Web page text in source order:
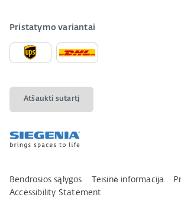
Pristatymo variantai
Atšaukti sutartį
Bendrosios sąlygos Teisinė informacija
Accessibility Statement